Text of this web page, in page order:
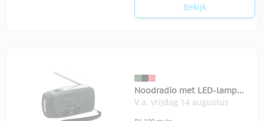
Bekijk
Noodradio met LED-lamp
Onda
V.a. vrijdag 14 augustus